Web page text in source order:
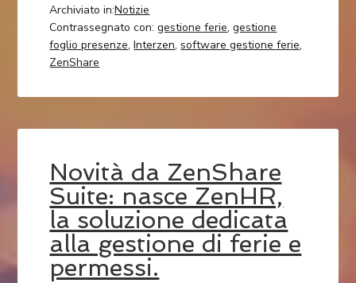
Archiviato in:Notizie
Contrassegnato con:gestione ferie,gestione
foglio presenze,Interzen,software gestione ferie,
ZenShare
Novità da ZenShare
Suite: nasce ZenHR,
la soluzione dedicata
alla gestione di ferie e
permessi.